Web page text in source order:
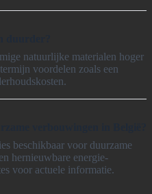
natuurlijke materialen hoger
voordelen zoals een
beschikbaar voor duurzame
hernieuwbare energie-
voor actuele informatie.